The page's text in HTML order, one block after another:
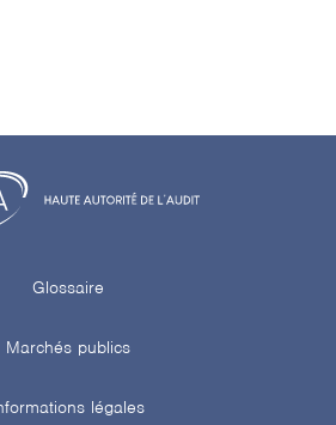
Glossaire
Marchés publics
légales